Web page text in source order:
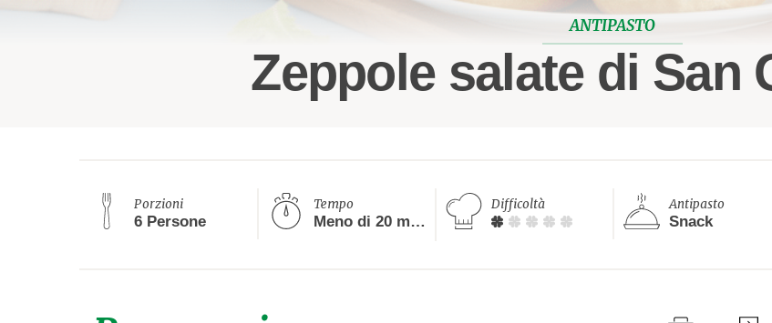
ANTIPASTO
Zeppole salate di San
Porzioni
6 Persone
Tempo
Meno di 20 minuti
Difficoltà Antipasto
Snack